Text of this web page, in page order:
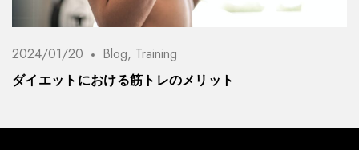
2024/01/20 Blog, Training
ダイエットにおける筋トレのメリット